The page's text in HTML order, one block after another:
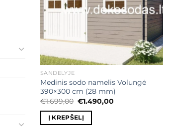
SANDĖLYJE
Medinis sodo namelis Volungė
390×300 cm (28 mm)
€1.699,00 Original
was:
€1.699,00.
€1.490,00
Į KREPŠELĮ